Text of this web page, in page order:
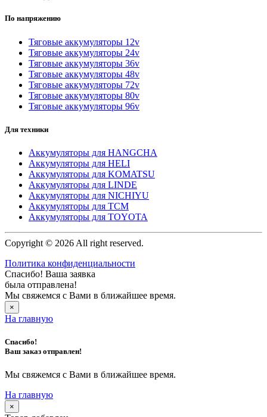
По напряжению
Тяговые аккумуляторы 12v
Тяговые аккумуляторы 24v
Тяговые аккумуляторы 36v
Тяговые аккумуляторы 48v
Тяговые аккумуляторы 72v
Тяговые аккумуляторы 80v
Тяговые аккумуляторы 96v
Для техники
Аккумуляторы для HANGCHA
Аккумуляторы для HELI
Аккумуляторы для KOMATSU
Аккумуляторы для LINDE
Аккумуляторы для NICHIYU
Аккумуляторы для TCM
Аккумуляторы для TOYOTA
Copyright © 2026 All right reserved.
Политика конфиденциальности
Спасибо! Ваша заявка
была отправлена!
Мы свяжемся с Вами в ближайшее время.
×
На главную
Спасибо!
Ваш заказ отправлен!
Мы свяжемся с Вами в ближайшее время.
На главную
×